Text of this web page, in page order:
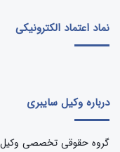
نماد اعتماد الکترونیکی
درباره وکیل سایبری